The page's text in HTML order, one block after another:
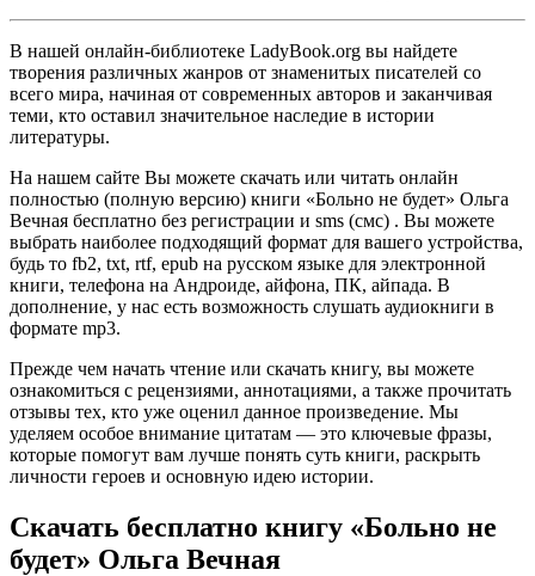
В нашей онлайн-библиотеке LadyBook.org вы найдете
творения различных жанров от знаменитых писателей со
всего мира, начиная от современных авторов и заканчивая
теми, кто оставил значительное наследие в истории
литературы.
На нашем сайте Вы можете скачать или читать онлайн
полностью (полную версию) книги «Больно не будет» Ольга
Вечная бесплатно без регистрации и sms (смс) . Вы можете
выбрать наиболее подходящий формат для вашего устройства,
будь то fb2, txt, rtf, epub на русском языке для электронной
книги, телефона на Андроиде, айфона, ПК, айпада. В
дополнение, у нас есть возможность слушать аудиокниги в
формате mp3.
Прежде чем начать чтение или скачать книгу, вы можете
ознакомиться с рецензиями, аннотациями, а также прочитать
отзывы тех, кто уже оценил данное произведение. Мы
уделяем особое внимание цитатам — это ключевые фразы,
которые помогут вам лучше понять суть книги, раскрыть
личности героев и основную идею истории.
Скачать бесплатно книгу «Больно не
будет» Ольга Вечная